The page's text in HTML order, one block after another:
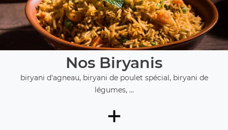
Nos Biryanis
biryani d'agneau, biryani de poulet spécial, biryani de
légumes, ...
+